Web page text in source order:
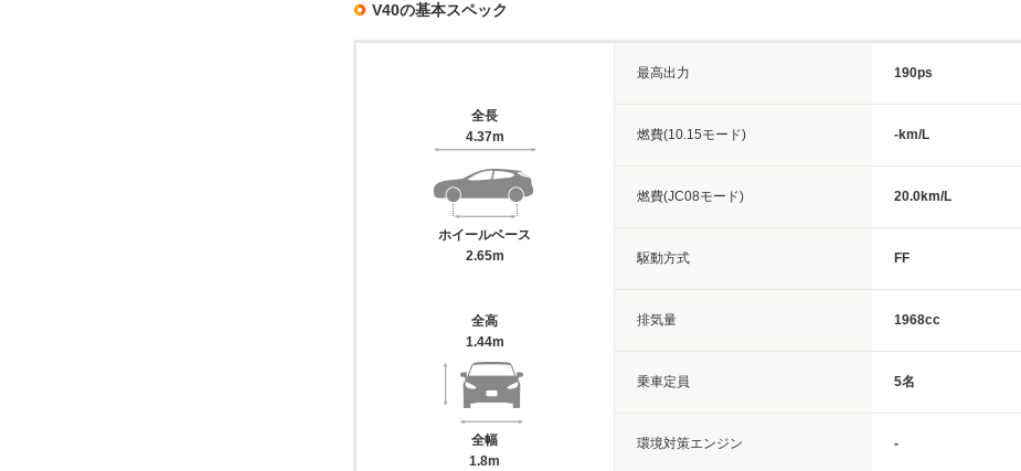
V40の基本スペック
全長
4.37m
ホイールベース
2.65m
全高
1.44m
全幅
1.8m
最高出力 190ps
燃費(10.15モード) -km/L
燃費(JC08モード) 20.0km/L
駆動方式 FF
排気量 1968cc
乗車定員 5名
環境対策エンジン -